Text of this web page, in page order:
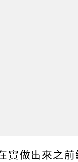
實做出來之前